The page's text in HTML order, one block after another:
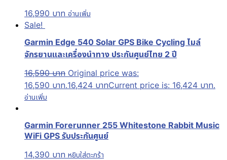
16,990 บาท อ่านเพิ่ม
Sale!
Garmin Edge 540 Solar GPS Bike Cycling ไมล์
จักรยานและเครื่องนำทาง ประกันศูนย์ไทย 2 ปี
16,590บาท Original price was:
16,590 บาท.16,424 บาทCurrent price is: 16,424 บาท.
อ่านเพิ่ม
Garmin Forerunner 255 Whitestone Rabbit Music
WiFi GPS รับประกันศูนย์
14,390 บาท หยิบใส่ตะกร้า